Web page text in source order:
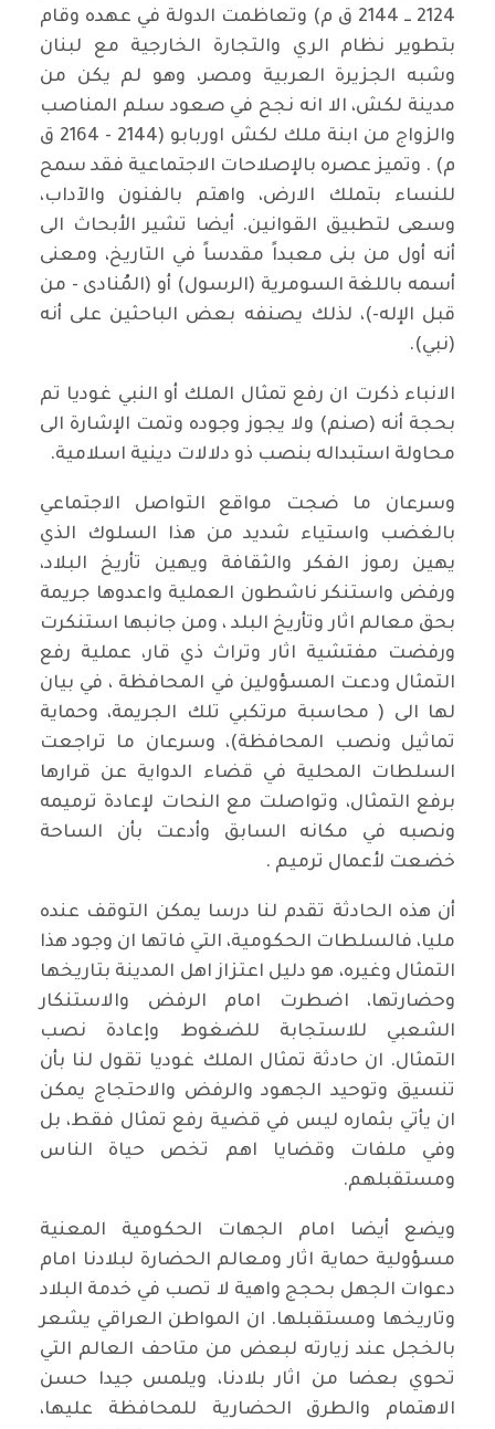
2124 ــ 2144 ق م) وتعاظمت الدولة في عهده وقام
بتطوير نظام الري والتجارة الخارجية مع لبنان
وشبه الجزيرة العربية ومصر، وهو لم يكن من
مدينة لكش، الا انه نجح في صعود سلم المناصب
والزواج من ابنة ملك لكش اوربابو (2144 - 2164 ق
م) . وتميز عصره بالإصلاحات الاجتماعية فقد سمح
للنساء بتملك الارض، واهتم بالفنون والآداب،
وسعى لتطبيق القوانين. أيضا تشير الأبحاث الى
أنه أول من بنى معبداً مقدساً في التاريخ، ومعنى
أسمه باللغة السومرية (الرسول) أو (المُنادى - من
قبل الإله-)، لذلك يصنفه بعض الباحثين على أنه
(نبي).
الانباء ذكرت ان رفع تمثال الملك أو النبي غوديا تم
بحجة أنه (صنم) ولا يجوز وجوده وتمت الإشارة الى
محاولة استبداله بنصب ذو دلالات دينية اسلامية.
وسرعان ما ضجت مواقع التواصل الاجتماعي
بالغضب واستياء شديد من هذا السلوك الذي
يهين رموز الفكر والثقافة ويهين تأريخ البلاد،
ورفض واستنكر ناشطون العملية واعدوها جريمة
بحق معالم اثار وتأريخ البلد ، ومن جانبها استنكرت
ورفضت مفتشية اثار وتراث ذي قار، عملية رفع
التمثال ودعت المسؤولين في المحافظة ، في بيان
لها الى ( محاسبة مرتكبي تلك الجريمة، وحماية
تماثيل ونصب المحافظة)، وسرعان ما تراجعت
السلطات المحلية في قضاء الدواية عن قرارها
برفع التمثال، وتواصلت مع النحات لإعادة ترميمه
ونصبه في مكانه السابق وأدعت بأن الساحة
خضعت لأعمال ترميم .
أن هذه الحادثة تقدم لنا درسا يمكن التوقف عنده
مليا، فالسلطات الحكومية، التي فاتها ان وجود هذا
التمثال وغيره، هو دليل اعتزاز اهل المدينة بتاريخها
وحضارتها، اضطرت امام الرفض والاستنكار
الشعبي للاستجابة للضغوط وإعادة نصب
التمثال. ان حادثة تمثال الملك غوديا تقول لنا بأن
تنسيق وتوحيد الجهود والرفض والاحتجاج يمكن
ان يأتي بثماره ليس في قضية رفع تمثال فقط، بل
وفي ملفات وقضايا اهم تخص حياة الناس
ومستقبلهم.
ويضع أيضا امام الجهات الحكومية المعنية
مسؤولية حماية اثار ومعالم الحضارة لبلادنا امام
دعوات الجهل بحجج واهية لا تصب في خدمة البلاد
وتاريخها ومستقبلها. ان المواطن العراقي يشعر
بالخجل عند زيارته لبعض من متاحف العالم التي
تحوي بعضا من اثار بلادنا، ويلمس جيدا حسن
الاهتمام والطرق الحضارية للمحافظة عليها،